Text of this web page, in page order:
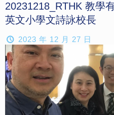
20231218_RTHK 教學
英文小學文詩詠校長
2023 年 12 月 27 日